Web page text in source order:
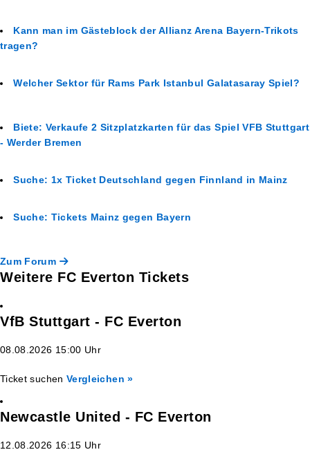
Kann man im Gästeblock der Allianz Arena Bayern-Trikots
tragen?
Welcher Sektor für Rams Park Istanbul Galatasaray Spiel?
Biete: Verkaufe 2 Sitzplatzkarten für das Spiel VFB Stuttgart
- Werder Bremen
Suche: 1x Ticket Deutschland gegen Finnland in Mainz
Suche: Tickets Mainz gegen Bayern
Zum Forum
Weitere FC Everton Tickets
VfB Stuttgart - FC Everton
08.08.2026 15:00 Uhr
Ticket suchen Vergleichen »
Newcastle United - FC Everton
12.08.2026 16:15 Uhr